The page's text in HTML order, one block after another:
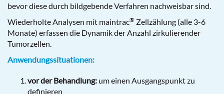
bevor diese durch bildgebende Verfahren nachweisbar sind.
Wiederholte Analysen mit maintrac® Zellzählung (alle 3-6
Monate) erfassen die Dynamik der Anzahl zirkulierender
Tumorzellen.
Anwendungssituationen:
vor der Behandlung: um einen Ausgangspunkt zu
definieren